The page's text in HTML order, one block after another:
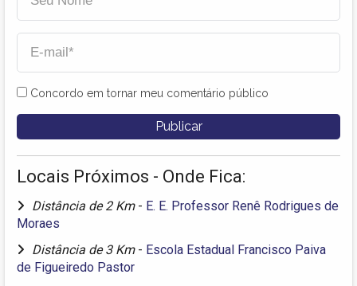
Concordo em tornar meu comentário público
Locais Próximos - Onde Fica:
Distância de 2 Km - E. E. Professor Renê Rodrigues de
Moraes
Distância de 3 Km - Escola Estadual Francisco Paiva
de Figueiredo Pastor